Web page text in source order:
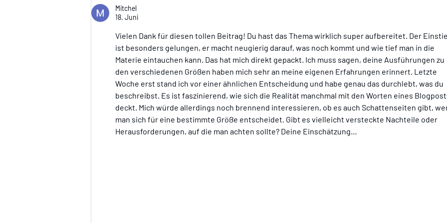
Mitchel
18. Juni
Vielen Dank für diesen tollen Beitrag! Du hast das Thema wirklich super aufbereitet. Der
ist besonders gelungen, er macht neugierig darauf, was noch kommt und wie tief man in die
Materie eintauchen kann. Das hat mich direkt gepackt. Ich muss sagen, deine Ausführungen zu
den verschiedenen Größen haben mich sehr an meine eigenen Erfahrungen erinnert. Letzte
Woche erst stand ich vor einer ähnlichen Entscheidung und habe genau das durchlebt, was du
beschreibst. Es ist faszinierend, wie sich die Realität manchmal mit den Worten eines
deckt. Mich würde allerdings noch brennend interessieren, ob es auch Schattenseiten gibt,
man sich für eine bestimmte Größe entscheidet. Gibt es vielleicht versteckte Nachteile oder
Herausforderungen, auf die man achten sollte? Deine Einschätzung…